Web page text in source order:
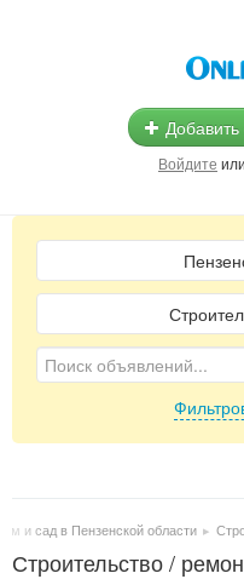
Войдите или
и сад в Пензенской области ▸
Строительство /